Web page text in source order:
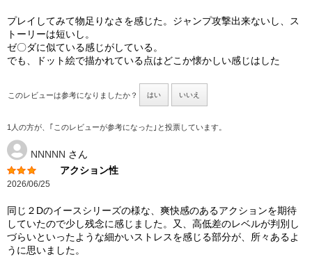
プレイしてみて物足りなさを感じた。ジャンプ攻撃出来ないし、ス
トーリーは短いし。
ゼ〇ダに似ている感じがしている。
でも、ドット絵で描かれている点はどこか懐かしい感じはした
このレビューは参考になりましたか？ はい いいえ
1人の方が、｢このレビューが参考になった｣と投票しています。
NNNNN さん
アクション性
2026/06/25
同じ２Dのイースシリーズの様な、爽快感のあるアクションを期待
していたので少し残念に感じました。又、高低差のレベルが判別し
づらいといったような細かいストレスを感じる部分が、所々あるよ
うに思いました。